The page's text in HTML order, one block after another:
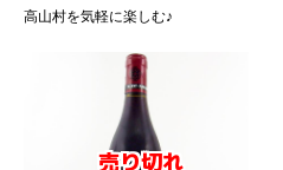
高山村を気軽に楽しむ♪